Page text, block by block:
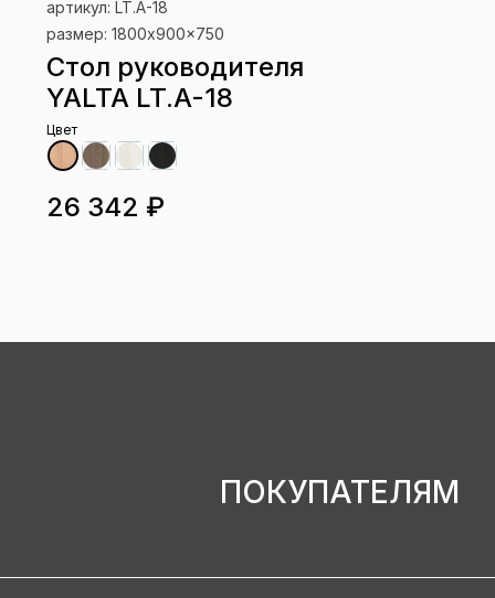
артикул: LT.A-18
размер: 1800x900x750
Стол руководителя
YALTA LT.A-18
Цвет
26 342 ₽
ПОКУПАТЕЛЯМ